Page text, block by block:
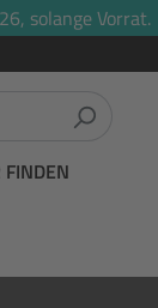
solange Vorrat.